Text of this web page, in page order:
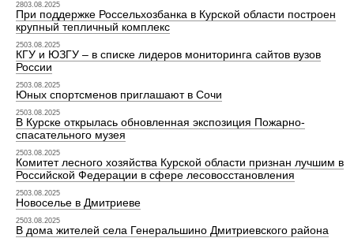
2803.08.2025
При поддержке Россельхозбанка в Курской области построен
крупный тепличный комплекс
2503.08.2025
КГУ и ЮЗГУ – в списке лидеров мониторинга сайтов вузов
России
2503.08.2025
Юных спортсменов приглашают в Сочи
2503.08.2025
В Курске открылась обновленная экспозиция Пожарно-
спасательного музея
2503.08.2025
Комитет лесного хозяйства Курской области признан лучшим в
Российской Федерации в сфере лесовосстановления
2503.08.2025
Новоселье в Дмитриеве
2503.08.2025
В дома жителей села Генеральшино Дмитриевского района